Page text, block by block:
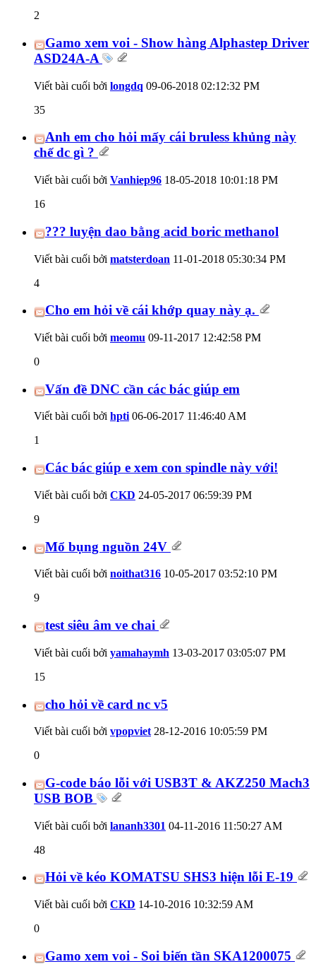
2
Gamo xem voi - Show hàng Alphastep Driver
ASD24A-A
Viết bài cuối bởi longdq 09-06-2018 02:12:32 PM
35
Anh em cho hỏi mấy cái bruless khủng này
chế dc gì ?
Viết bài cuối bởi Vanhiep96 18-05-2018 10:01:18 PM
16
??? luyện dao bằng acid boric methanol
Viết bài cuối bởi matsterdoan 11-01-2018 05:30:34 PM
4
Cho em hỏi về cái khớp quay này ạ.
Viết bài cuối bởi meomu 09-11-2017 12:42:58 PM
0
Vấn đề DNC cần các bác giúp em
Viết bài cuối bởi hpti06-06-2017 11:46:40 AM
1
Các bác giúp e xem con spindle này với!
Viết bài cuối bởi CKD 24-05-2017 06:59:39 PM
9
Mổ bụng nguồn 24V
Viết bài cuối bởi noithat316 10-05-2017 03:52:10 PM
9
test siêu âm ve chai
Viết bài cuối bởi yamahaymh 13-03-2017 03:05:07 PM
15
cho hỏi về card nc v5
Viết bài cuối bởi vpopviet 28-12-2016 10:05:59 PM
0
G-code báo lỗi với USB3T & AKZ250 Mach3
USB BOB
Viết bài cuối bởi lananh3301 04-11-2016 11:50:27 AM
48
Hỏi về kéo KOMATSU SHS3 hiện lỗi E-19
Viết bài cuối bởi CKD 14-10-2016 10:32:59 AM
0
Gamo xem voi - Soi biến tần SKA1200075